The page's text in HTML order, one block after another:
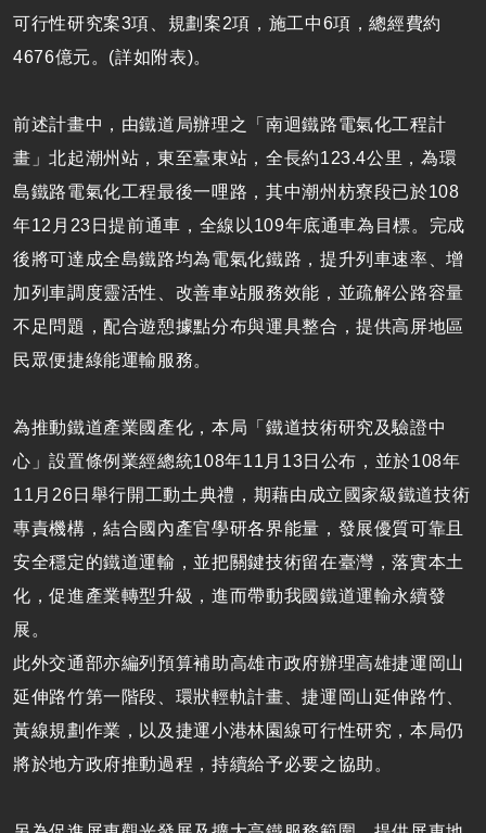
可行性研究案3項、規劃案2項，施工中6項，總經費約
4676億元。(詳如附表)。
前述計畫中，由鐵道局辦理之「南迴鐵路電氣化工程計
畫」北起潮州站，東至臺東站，全長約123.4公里，為環
島鐵路電氣化工程最後一哩路，其中潮州枋寮段已於108
年12月23日提前通車，全線以109年底通車為目標。完成
後將可達成全島鐵路均為電氣化鐵路，提升列車速率、增
加列車調度靈活性、改善車站服務效能，並疏解公路容量
不足問題，配合遊憩據點分布與運具整合，提供高屏地區
民眾便捷綠能運輸服務。
為推動鐵道產業國產化，本局「鐵道技術研究及驗證中
心」設置條例業經總統108年11月13日公布，並於108年
11月26日舉行開工動土典禮，期藉由成立國家級鐵道技術
專責機構，結合國內產官學研各界能量，發展優質可靠且
安全穩定的鐵道運輸，並把關鍵技術留在臺灣，落實本土
化，促進產業轉型升級，進而帶動我國鐵道運輸永續發
展。
此外交通部亦編列預算補助高雄市政府辦理高雄捷運岡山
延伸路竹第一階段、環狀輕軌計畫、捷運岡山延伸路竹、
黃線規劃作業，以及捷運小港林園線可行性研究，本局仍
將於地方政府推動過程，持續給予必要之協助。